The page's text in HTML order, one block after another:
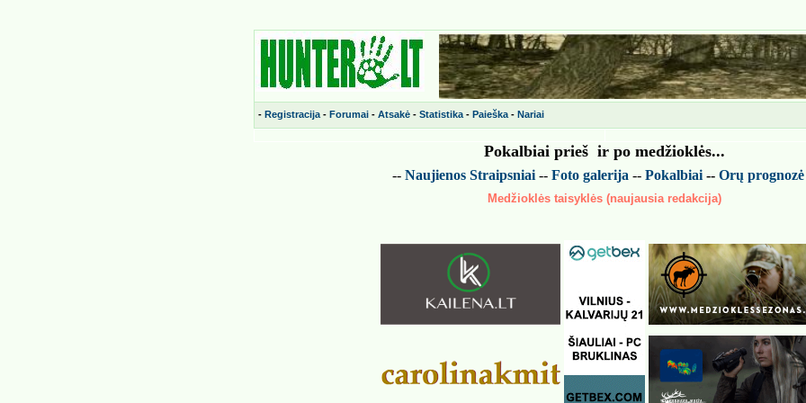
- Registracija - Forumai - Atsakė - Statistika - Paieška - Nariai
Pokalbiai prieš ir po medžioklės...
-- Naujienos Straipsniai -- Foto galerija -- Pokalbiai -- Orų prognozė
Medžioklės taisyklės (naujausia redakcija)